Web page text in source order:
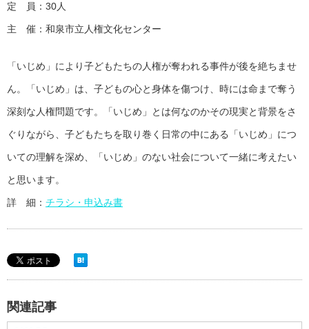
定 員：30人
主 催：和泉市立人権文化センター
「いじめ」により子どもたちの人権が奪われる事件が後を絶ちませ
ん。「いじめ」は、子どもの心と身体を傷つけ、時には命まで奪う
深刻な人権問題です。「いじめ」とは何なのかその現実と背景をさ
ぐりながら、子どもたちを取り巻く日常の中にある「いじめ」につ
いての理解を深め、「いじめ」のない社会について一緒に考えたい
と思います。
詳 細： チラシ・申込み書
関連記事